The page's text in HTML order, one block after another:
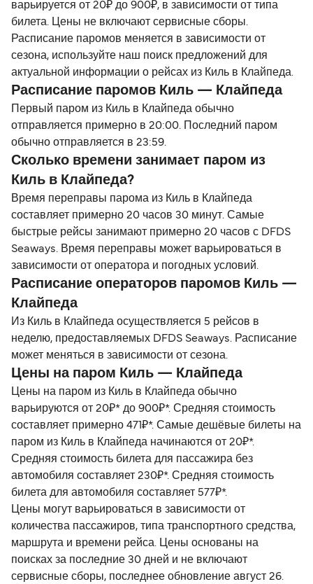
варьируется от 20₽ до 900₽, в зависимости от типа
билета. Цены не включают сервисные сборы.
Расписание паромов меняется в зависимости от
сезона, используйте наш поиск предложений для
актуальной информации о рейсах из Киль в Клайпеда.
Расписание паромов Киль — Клайпеда
Первый паром из Киль в Клайпеда обычно
отправляется примерно в 20:00. Последний паром
обычно отправляется в 23:59.
Сколько времени занимает паром из
Киль в Клайпеда?
Время переправы парома из Киль в Клайпеда
составляет примерно 20 часов 30 минут. Самые
быстрые рейсы занимают примерно 20 часов с DFDS
Seaways. Время переправы может варьироваться в
зависимости от оператора и погодных условий.
Расписание операторов паромов Киль —
Клайпеда
Из Киль в Клайпеда осуществляется 5 рейсов в
неделю, предоставляемых DFDS Seaways. Расписание
может меняться в зависимости от сезона.
Цены на паром Киль — Клайпеда
Цены на паром из Киль в Клайпеда обычно
варьируются от 20₽* до 900₽*. Средняя стоимость
составляет примерно 471₽*. Самые дешёвые билеты на
паром из Киль в Клайпеда начинаются от 20₽*.
Средняя стоимость билета для пассажира без
автомобиля составляет 230₽*. Средняя стоимость
билета для автомобиля составляет 577₽*.
Цены могут варьироваться в зависимости от
количества пассажиров, типа транспортного средства,
маршрута и времени рейса. Цены основаны на
поисках за последние 30 дней и не включают
сервисные сборы, последнее обновление август 26.